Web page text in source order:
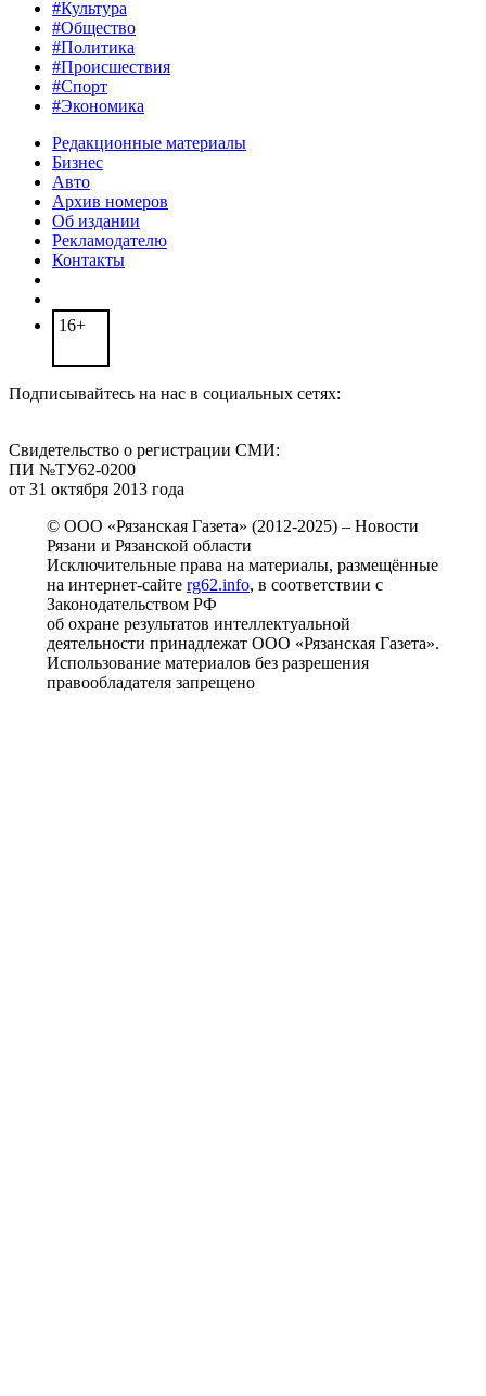
#Культура
#Общество
#Политика
#Происшествия
#Спорт
#Экономика
Редакционные материалы
Бизнес
Авто
Архив номеров
Об издании
Рекламодателю
Контакты
16+
Подписывайтесь на нас в социальных сетях:
Свидетельство о регистрации СМИ:
ПИ №ТУ62-0200
от 31 октября 2013 года
© ООО «Рязанская Газета» (2012-2025) – Новости
Рязани и Рязанской области
Исключительные права на материалы, размещённые
на интернет-сайте rg62.info, в соответствии с
Законодательством РФ
об охране результатов интеллектуальной
деятельности принадлежат ООО «Рязанская Газета».
Использование материалов без разрешения
правообладателя запрещено